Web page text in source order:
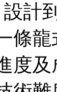
計
條
度